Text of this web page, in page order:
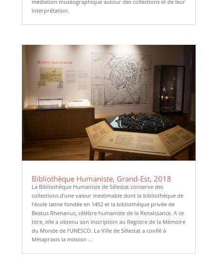
médiation muséographique autour des collections et de leur
interprétation.
Bibliothèque Humaniste, Grand-Est, 2018
La Bibliothèque Humaniste de Sélestat conserve des
collections d’une valeur inestimable dont la bibliothèque de
l’école latine fondée en 1452 et la bibliothèque privée de
Beatus Rhenanus, célèbre humaniste de la Renaissance. A ce
titre, elle a obtenu son inscription au Registre de la Mémoire
du Monde de l’UNESCO. La Ville de Sélestat a confié à
Métapraxis la mission …